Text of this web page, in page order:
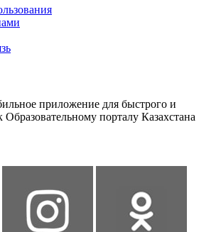
приложение для быстрого и
Образовательному порталу Казахстана